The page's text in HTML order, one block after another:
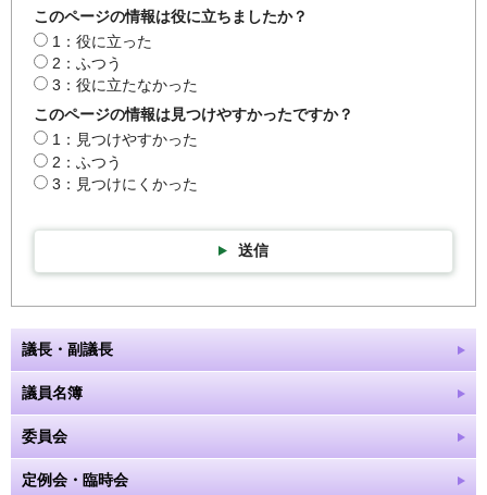
このページの情報は役に立ちましたか？
1：役に立った
2：ふつう
3：役に立たなかった
このページの情報は見つけやすかったですか？
1：見つけやすかった
2：ふつう
3：見つけにくかった
送信
議長・副議長
議員名簿
委員会
定例会・臨時会